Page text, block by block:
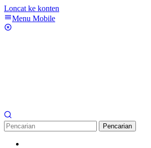
Loncat ke konten
Menu Mobile
Pencarian